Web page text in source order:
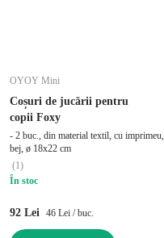
OYOY Mini
Coșuri de jucării pentru
copii Foxy
- 2 buc., din material textil, cu imprimeu,
bej, ø 18x22 cm
(1)
În stoc
92 Lei 46 Lei / buc.